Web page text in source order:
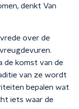
denkt Van
over de
de komst van de
van ze wordt
bepalen wat
iets waar de